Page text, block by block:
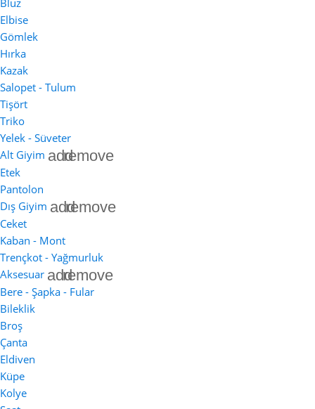
Elbise
Gömlek
Hırka
Kazak
Salopet - Tulum
Tişört
Triko
Yelek - Süveter
Alt Giyim addremove
Etek
Pantolon
Dış Giyim addremove
Ceket
Kaban - Mont
Trençkot - Yağmurluk
Aksesuar addremove
Bere - Şapka - Fular
Bileklik
Broş
Çanta
Eldiven
Küpe
Kolye